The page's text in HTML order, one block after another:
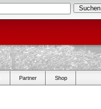
Partner Shop